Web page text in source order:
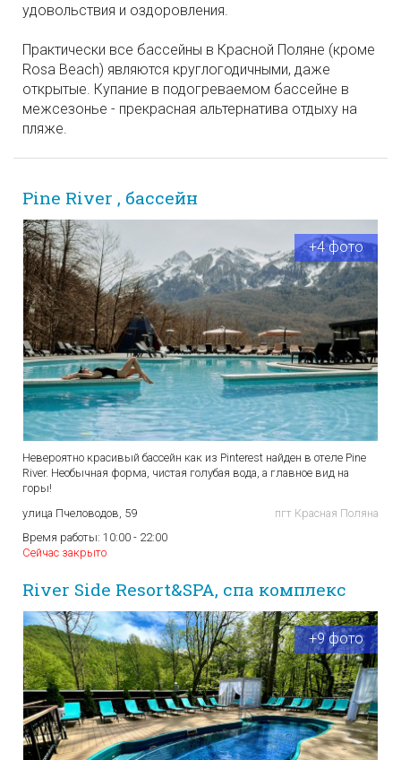
удовольствия и оздоровления.
Практически все бассейны в Красной Поляне (кроме
Rosa Beach) являются круглогодичными, даже
открытые. Купание в подогреваемом бассейне в
межсезонье - прекрасная альтернатива отдыху на
пляже.
Pine River , бассейн
+4 фото
Невероятно красивый бассейн как из Pinterest найден в отеле Pine
River. Необычная форма, чистая голубая вода, а главное вид на
горы!
улица Пчеловодов, 59
пгт Красная Поляна
Время работы: 10:00 - 22:00
Сейчас закрыто
River Side Resort&SPA, спа комплекс
+9 фото